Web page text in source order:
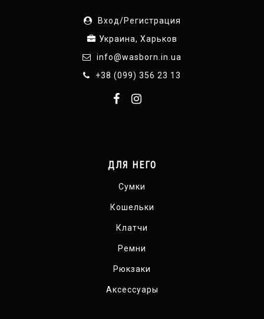
Вход/Регистрация
Украина, Харьков
info@wasborn.in.ua
+38 (099) 356 23 13
ДЛЯ НЕГО
Сумки
Кошельки
Клатчи
Ремни
Рюкзаки
Аксессуары